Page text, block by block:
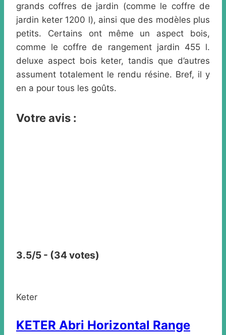
grands coffres de jardin (comme le coffre de
jardin keter 1200 l), ainsi que des modèles plus
petits. Certains ont même un aspect bois,
comme le coffre de rangement jardin 455 l.
deluxe aspect bois keter, tandis que d’autres
assument totalement le rendu résine. Bref, il y
en a pour tous les goûts.
Votre avis :
3.5/5 - (34 votes)
Keter
KETER Abri Horizontal Range